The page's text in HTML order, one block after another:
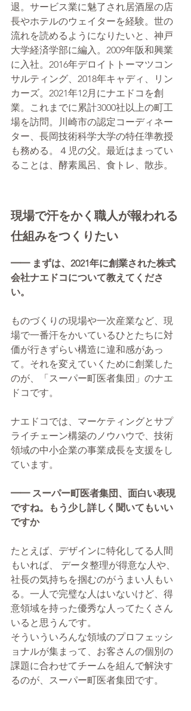
退。サービス業に魅了され居酒屋の店
長やホテルのウェイターを経験。世の
流れを読めるようになりたいと、神戸
大学経済学部に編入。2009年阪和興業
に入社。2016年デロイトトーマツコン
サルティング、2018年キャディ、リン
カーズ。2021年12月にナエドコを創
業。これまでに累計3000社以上の町工
場を訪問。川崎市の認定コーディネー
ター、長岡技術科学大学の特任準教授
も務める。４児の父。最近はまってい
ることは、酵素風呂、食トレ、散歩。
現場で汗をかく職人が報われる
仕組みをつくりたい
━━ まずは、2021年に創業された株式
会社ナエドコについて教えてくださ
い。
ものづくりの現場や一次産業など、現
場で一番汗をかいているひとたちに対
価が行きずらい構造に違和感があっ
て。それを変えていくために創業した
のが、「スーパー町医者集団」のナエ
ドコです。
ナエドコでは、マーケティングとサプ
ライチェーン構築のノウハウで、技術
領域の中小企業の事業成長を支援をし
ています。
━━ スーパー町医者集団、面白い表現
ですね。もう少し詳しく聞いてもいい
ですか
たとえば、デザインに特化してる人間
もいれば、 データ整理が得意な人や、
社長の気持ちを掴むのがうまい人もい
る。一人で完璧な人はいないけど、得
意領域を持った優秀な人ってたくさん
いると思うんです。
そういういろんな領域のプロフェッシ
ョナルが集まって、お客さんの個別の
課題に合わせてチームを組んで解決す
るのが、スーパー町医者集団です。